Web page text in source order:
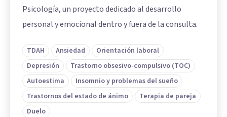
Psicología, un proyecto dedicado al desarrollo
personal y emocional dentro y fuera de la consulta.
TDAH Ansiedad
Orientación laboral
Depresión
Trastorno obsesivo-compulsivo (TOC)
Autoestima
Insomnio y problemas del sueño
Trastornos del estado de ánimo
Terapia de pareja
Duelo